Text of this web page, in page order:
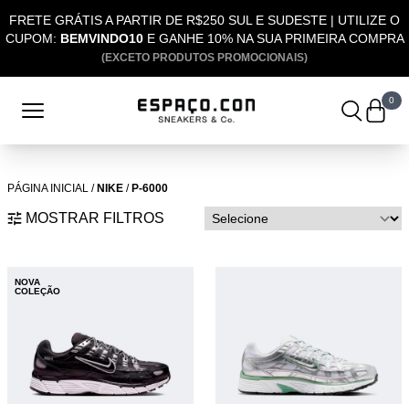
FRETE GRÁTIS A PARTIR DE R$250 SUL E SUDESTE | UTILIZE O
CUPOM: BEMVINDO10E GANHE 10% NA SUA PRIMEIRA COMPRA
(EXCETO PRODUTOS PROMOCIONAIS)
0
PÁGINA INICIAL /NIKE /P-6000
MOSTRAR FILTROS
NOVA
COLEÇÃO